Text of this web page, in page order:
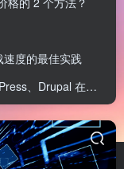
度的最佳实践
SEO 要素上的表现对比